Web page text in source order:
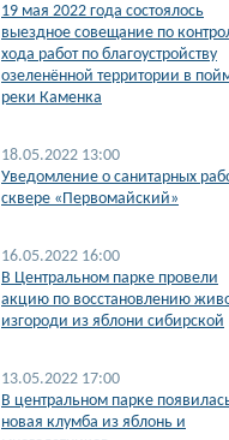
19 мая 2022 года состоялось
выездное совещание по
хода работ по благоустройству
озеленённой территории в
реки Каменка
18.05.2022 13:00
Уведомление о санитарных
сквере «Первомайский»
16.05.2022 16:00
В Центральном парке провели
акцию по восстановлению
изгороди из яблони сибирской
13.05.2022 17:00
В центральном парке
новая клумба из яблонь и